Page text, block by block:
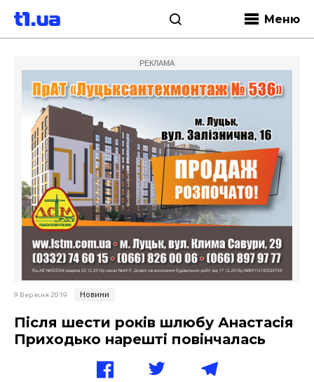
Меню
РЕКЛАМА
9 Вересня 2019 Новини
Після шести років шлюбу Анастасія
Приходько нарешті повінчалась